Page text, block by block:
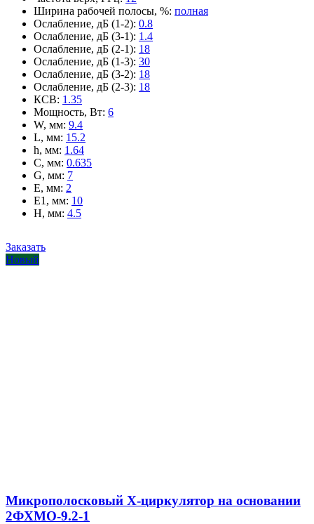
Ширина рабочей полосы, %: полная
Ослабление, дБ (1-2): 0.8
Ослабление, дБ (3-1): 1.4
Ослабление, дБ (2-1): 18
Ослабление, дБ (1-3): 30
Ослабление, дБ (3-2): 18
Ослабление, дБ (2-3): 18
КСВ: 1.35
Мощность, Вт: 6
W, мм: 9.4
L, мм: 15.2
h, мм: 1.64
C, мм: 0.635
G, мм: 7
E, мм: 2
E1, мм: 10
H, мм: 4.5
Заказать
Новый
Микрополосковый X-циркулятор на основании
2ФХМО-9.2-1